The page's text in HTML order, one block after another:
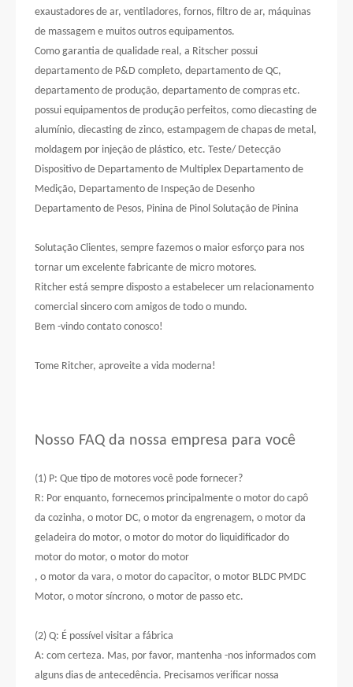
exaustadores de ar, ventiladores, fornos, filtro de ar, máquinas
de massagem e muitos outros equipamentos.
Como garantia de qualidade real, a Ritscher possui
departamento de P&D completo, departamento de QC,
departamento de produção, departamento de compras etc.
possui equipamentos de produção perfeitos, como diecasting de
alumínio, diecasting de zinco, estampagem de chapas de metal,
moldagem por injeção de plástico, etc. Teste/ Detecção
Dispositivo de Departamento de Multiplex Departamento de
Medição, Departamento de Inspeção de Desenho
Departamento de Pesos, Pinina de Pinol Solutação de Pinina
Solutação Clientes, sempre fazemos o maior esforço para nos
tornar um excelente fabricante de micro motores.
Ritcher está sempre disposto a estabelecer um relacionamento
comercial sincero com amigos de todo o mundo.
Bem -vindo contato conosco!
Tome Ritcher, aproveite a vida moderna!
Nosso FAQ da nossa empresa para você
(1) P: Que tipo de motores você pode fornecer?
R: Por enquanto, fornecemos principalmente o motor do capô
da cozinha, o motor DC, o motor da engrenagem, o motor da
geladeira do motor, o motor do motor do liquidificador do
motor do motor, o motor do motor
, o motor da vara, o motor do capacitor, o motor BLDC PMDC
Motor, o motor síncrono, o motor de passo etc.
(2) Q: É possível visitar a fábrica
A: com certeza. Mas, por favor, mantenha -nos informados com
alguns dias de antecedência. Precisamos verificar nossa